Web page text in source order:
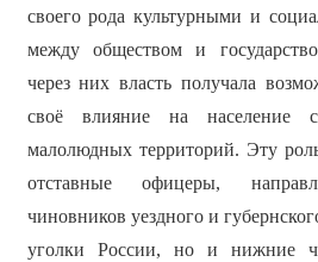
своего рода культурными и
между обществом и
через них власть получала
своё влияние на население
малолюдных территорий. Эту
отставные офицеры,
чиновников уездного и
уголки России, но и нижние